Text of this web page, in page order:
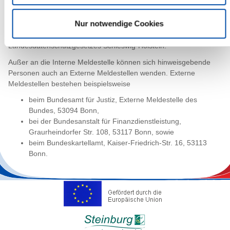
Nur notwendige Cookies
Die Interne Meldestelle des Kreises Steinburg beachtet bei der
Verarbeitung Ihrer personenbezogenen Daten die
datenschutzrechtlichen Grundsätze aus Artikel 5
Datenschutzgrundverordnung sowie der Regelungen des
Landesdatenschutzgesetzes Schleswig-Holstein.
Außer an die Interne Meldestelle können sich hinweisgebende
Personen auch an Externe Meldestellen wenden. Externe
Meldestellen bestehen beispielsweise
beim Bundesamt für Justiz, Externe Meldestelle des
Bundes, 53094 Bonn,
bei der Bundesanstalt für Finanzdienstleistung,
Graurheindorfer Str. 108, 53117 Bonn, sowie
beim Bundeskartellamt, Kaiser-Friedrich-Str. 16, 53113
Bonn.